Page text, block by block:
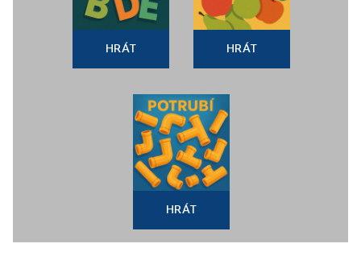
HRÁT HRÁT
HRÁT